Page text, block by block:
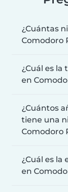
¿Cuántas
Comodoro
¿Cuál es
en
¿Cuántos
tiene una
Comodoro
¿Cuál es
en